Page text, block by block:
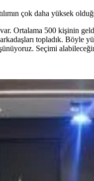
çok daha yüksek
Ortalama 500 kişinin
topladık. Böyle
Seçimi